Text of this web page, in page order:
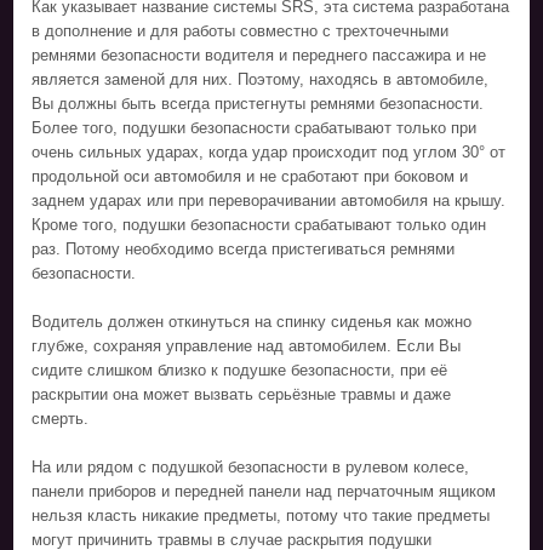
Как указывает название системы SRS, эта система разработана
в дополнение и для работы совместно с трехточечными
ремнями безопасности водителя и переднего пассажира и не
является заменой для них. Поэтому, находясь в автомобиле,
Вы должны быть всегда пристегнуты ремнями безопасности.
Более того, подушки безопасности срабатывают только при
очень сильных ударах, когда удар происходит под углом 30° от
продольной оси автомобиля и не сработают при боковом и
заднем ударах или при переворачивании автомобиля на крышу.
Кроме того, подушки безопасности срабатывают только один
раз. Потому необходимо всегда пристегиваться ремнями
безопасности.
Водитель должен откинуться на спинку сиденья как можно
глубже, сохраняя управление над автомобилем. Если Вы
сидите слишком близко к подушке безопасности, при её
раскрытии она может вызвать серьёзные травмы и даже
смерть.
На или рядом с подушкой безопасности в рулевом колесе,
панели приборов и передней панели над перчаточным ящиком
нельзя класть никакие предметы, потому что такие предметы
могут причинить травмы в случае раскрытия подушки